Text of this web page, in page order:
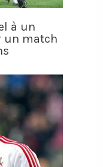
à un
un match